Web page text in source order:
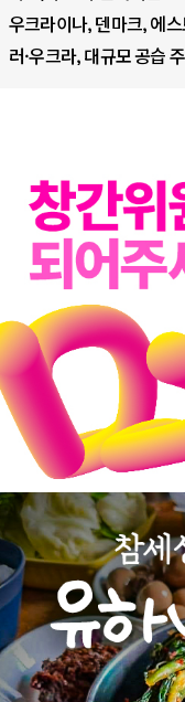
크, 에스토니아, 네덜란..
모 공습 주고받아…민간 ..